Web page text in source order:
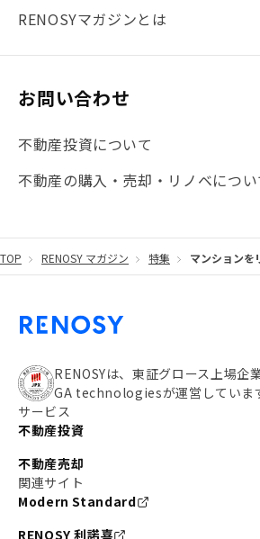
#まとめ #融資 #目黒
#JR湘南新宿ライン
#20代 #都営浅草線
#東急東横線
#都営大江戸線
#都営三田線 #不
#私の資産ポートフォリオ
#わたしのリノベーションストーリ
#東京メトロ副都心線
#東京メトロ銀座線
#東京メトロ半蔵門線
RENOSYマガジンとは
お問い合わせ
不動産投資について
不動産の購入・売却・リノベについ
TOP RENOSY マガジン 特集 マンションを
RENOSYは、東証グロース上場企
GA technologiesが運営していま
サービス
不動産投資
不動産売却
関連サイト
Modern Standard
RENOSY 利諾喜